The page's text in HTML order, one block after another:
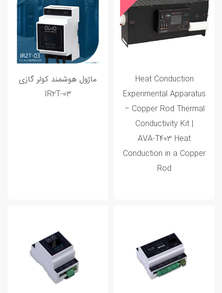
Heat Conduction
Experimental Apparatus
– Copper Rod Thermal
Conductivity Kit |
AVA‑T403 Heat
Conduction in a Copper
Rod
ماژول هوشمند کولر گازی
IR2T-03